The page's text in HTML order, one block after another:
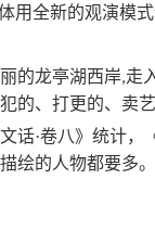
用全新的观演模
的龙亭湖西岸,走
的、打更的、卖
话·卷八》统计，
绘的人物都要多。